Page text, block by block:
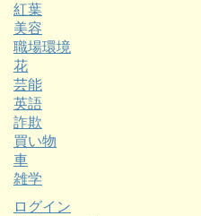
紅葉
美容
職場環境
花
芸能
英語
詐欺
買い物
車
雑学
ログイン